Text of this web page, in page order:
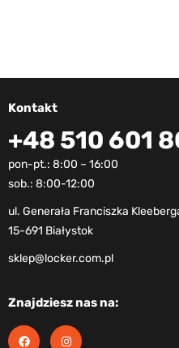
Kontakt
+48 510 601
pon-pt.: 8:00 – 16:00
sob.: 8:00-12:00
ul. Generała Franciszka
15-691 Białystok
sklep@locker.com.pl
Znajdziesz nas na: